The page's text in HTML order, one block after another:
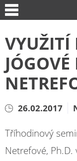
VYUŽITÍ
26.02.2017
Tříhodinový
Netrefové,